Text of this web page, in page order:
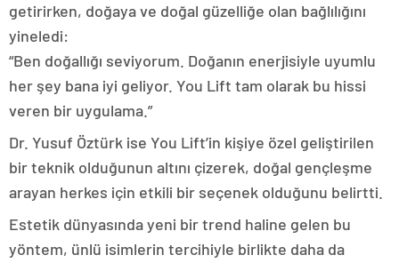
getirirken, doğaya ve doğal güzelliğe olan bağlılığını
yineledi:
“Ben doğallığı seviyorum. Doğanın enerjisiyle uyumlu
her şey bana iyi geliyor. You Lift tam olarak bu hissi
veren bir uygulama.”
Dr. Yusuf Öztürk ise You Lift’in kişiye özel geliştirilen
bir teknik olduğunun altını çizerek, doğal gençleşme
arayan herkes için etkili bir seçenek olduğunu belirtti.
Estetik dünyasında yeni bir trend haline gelen bu
yöntem, ünlü isimlerin tercihiyle birlikte daha da